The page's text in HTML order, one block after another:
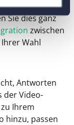
Sie dies ganz
zwischen
Wahl
Antworten
der Video-
Ihrem
hinzu, passen